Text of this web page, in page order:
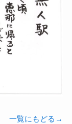
一覧にもどる→